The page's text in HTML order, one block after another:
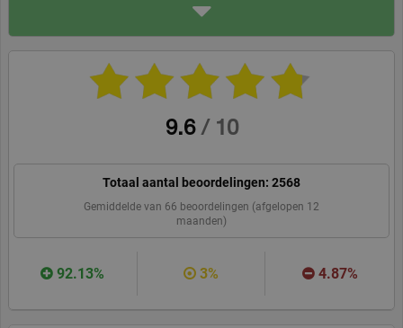
WEBSITE fitnesskoerier.nl
BEVEEL ONS AAN
9.6/ 10
Totaal aantal beoordelingen: 2568
Gemiddelde van 66 beoordelingen (afgelopen 12
maanden)
92.13% 3% 4.87%